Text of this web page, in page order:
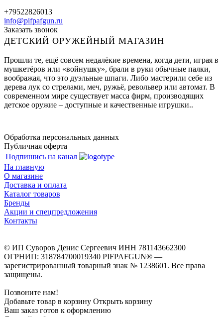
+79522826013
info@pifpafgun.ru
Заказать звонок
ДЕТСКИЙ ОРУЖЕЙНЫЙ МАГАЗИН
Прошли те, ещё совсем недалёкие времена, когда дети, играя в
мушкетёров или «войнушку», брали в руки обычные палки,
воображая, что это дуэльные шпаги. Либо мастерили себе из
дерева лук со стрелами, меч, ружьё, револьвер или автомат. В
современном мире существует масса фирм, производящих
детское оружие – доступные и качественные игрушки..
Обработка персональных данных
Публичная оферта
Подпишись на канал
На главную
О магазине
Доставка и оплата
Каталог товаров
Бренды
Акции и спецпредложения
Контакты
© ИП Суворов Денис Сергеевич ИНН 781143662300
ОГРНИП: 318784700019340 PIFPAFGUN® —
зарегистрированный товарный знак № 1238601. Все права
защищены.
Позвоните нам!
Добавьте товар в корзину Открыть корзину
Ваш заказ готов к оформлению